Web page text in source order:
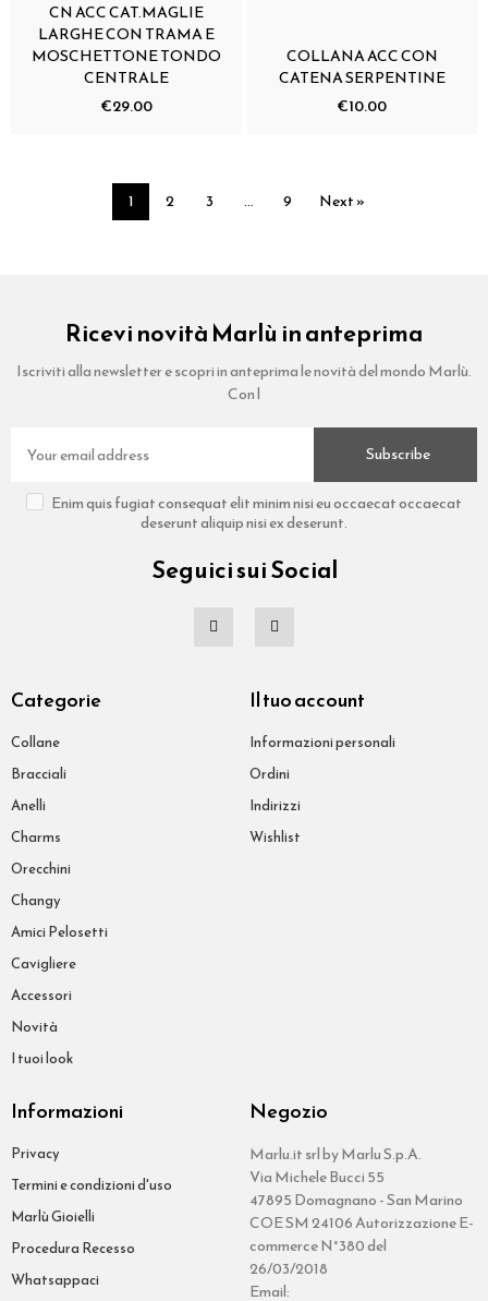
CN ACC CAT.MAGLIE
LARGHE CON TRAMA E
MOSCHETTONE TONDO
CENTRALE
€29.00
COLLANA ACC CON
CATENA SERPENTINE
€10.00
1 2 3 … 9 Next »
Ricevi novità Marlù in anteprima
Iscriviti alla newsletter e scopri in anteprima le novità del mondo Marlù.
Con l
Subscribe
Enim quis fugiat consequat elit minim nisi eu occaecat occaecat
deserunt aliquip nisi ex deserunt.
Seguici sui Social
Categorie
Collane
Bracciali
Anelli
Charms
Orecchini
Changy
Amici Pelosetti
Cavigliere
Accessori
Novità
I tuoi look
Il tuo account
Informazioni personali
Ordini
Indirizzi
Wishlist
Informazioni
Privacy
Termini e condizioni d'uso
Marlù Gioielli
Procedura Recesso
Whatsappaci
Negozio
Marlu.it srl by Marlu S.p.A.
Via Michele Bucci 55
47895 Domagnano - San Marino
COE SM 24106 Autorizzazione E-
commerce N°380 del
26/03/2018
Email: